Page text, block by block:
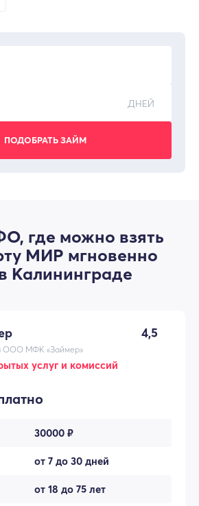
ДНЕЙ
где можно взять
МИР мгновенно
Калининграде
4,5
ООО МФК «Займер»
услуг и комиссий
30000 ₽
от 7 до 30 дней
от 18 до 75 лет